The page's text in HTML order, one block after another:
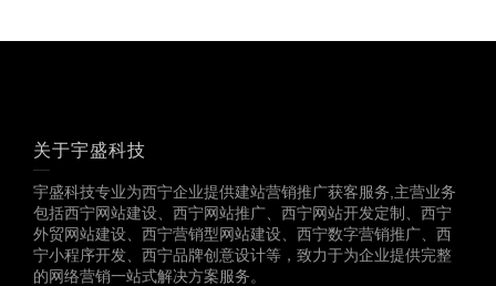
关于宇盛科技
宇盛科技专业为西宁企业提供建站营销推广获客服务,主营业务
包括西宁网站建设、西宁网站推广、西宁网站开发定制、西宁
外贸网站建设、西宁营销型网站建设、西宁数字营销推广、西
宁小程序开发、西宁品牌创意设计等，致力于为企业提供完整
的网络营销一站式解决方案服务。